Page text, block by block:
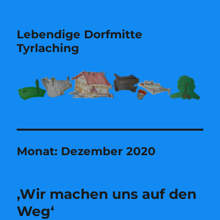
Lebendige Dorfmitte
Tyrlaching
Monat: Dezember 2020
‚Wir machen uns auf den
Weg‘